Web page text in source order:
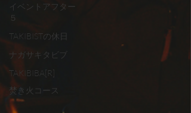
イベントアフター
５
TAKIBISTの休日
ナガサキタビブ
TAKIBIBA[R]
焚き火コース